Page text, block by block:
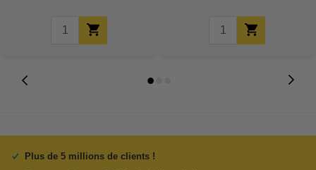
Plus de 5 millions de clients !